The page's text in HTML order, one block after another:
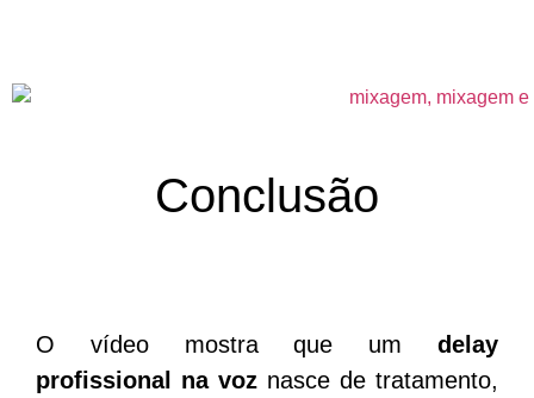
Conclusão
O vídeo mostra que um delay
profissional na voz nasce de tratamento,